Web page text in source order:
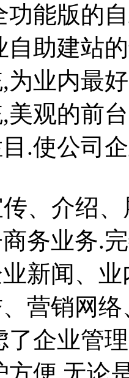
功能版的
助建站
为业内最
美观的前
.使公司
、介绍、
务业务.
新闻、
营销网
了企业管
方便.无论